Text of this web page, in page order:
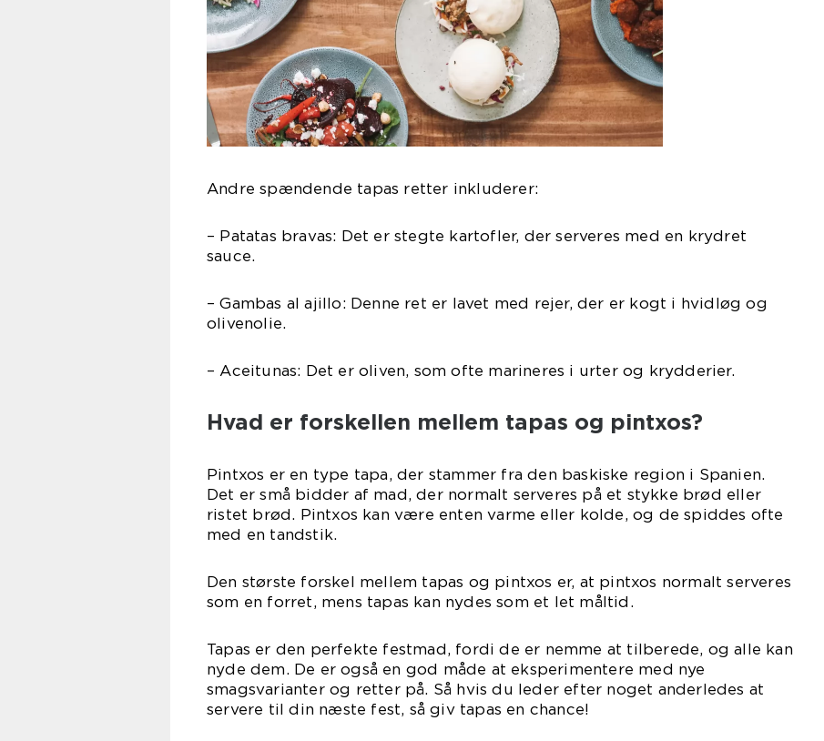
Andre spændende tapas retter inkluderer:
– Patatas bravas: Det er stegte kartofler, der serveres med en krydret
sauce.
– Gambas al ajillo: Denne ret er lavet med rejer, der er kogt i hvidløg og
olivenolie.
– Aceitunas: Det er oliven, som ofte marineres i urter og krydderier.
Hvad er forskellen mellem tapas og pintxos?
Pintxos er en type tapa, der stammer fra den baskiske region i Spanien.
Det er små bidder af mad, der normalt serveres på et stykke brød eller
ristet brød. Pintxos kan være enten varme eller kolde, og de spiddes ofte
med en tandstik.
Den største forskel mellem tapas og pintxos er, at pintxos normalt serveres
som en forret, mens tapas kan nydes som et let måltid.
Tapas er den perfekte festmad, fordi de er nemme at tilberede, og alle kan
nyde dem. De er også en god måde at eksperimentere med nye
smagsvarianter og retter på. Så hvis du leder efter noget anderledes at
servere til din næste fest, så giv tapas en chance!